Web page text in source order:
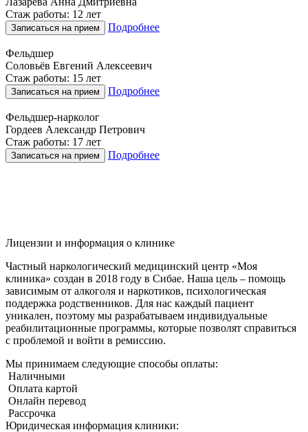
Стаж работы: 12 лет
Записаться на прием Подробнее
Фельдшер
Соловьёв Евгений Алексеевич
Стаж работы: 15 лет
Записаться на прием Подробнее
Фельдшер-нарколог
Гордеев Александр Петрович
Стаж работы: 17 лет
Записаться на прием Подробнее
Лицензии и информация о клинике
Частный наркологический медицинский центр «Моя
клиника» создан в 2018 году в Сибае. Наша цель – помощь
зависимым от алкоголя и наркотиков, психологическая
поддержка родственников. Для нас каждый пациент
уникален, поэтому мы разрабатываем индивидуальные
реабилитационные программы, которые позволят справиться
с проблемой и войти в ремиссию.
Мы принимаем следующие способы оплаты:
Наличными
Оплата картой
Онлайн перевод
Рассрочка
Юридическая информация клиники: